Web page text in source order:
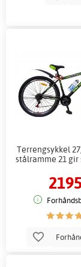
Terrengsykkel
stålramme 21 gir